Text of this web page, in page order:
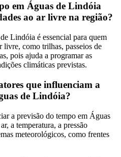
em Águas de Lindóia
ao ar livre na região?
Lindóia é essencial para quem
livre, como trilhas, passeios de
pois ajuda a programar as
climáticas previstas.
que influenciam a
de Lindóia?
a previsão do tempo em Águas
a temperatura, a pressão
meteorológicos, como frentes